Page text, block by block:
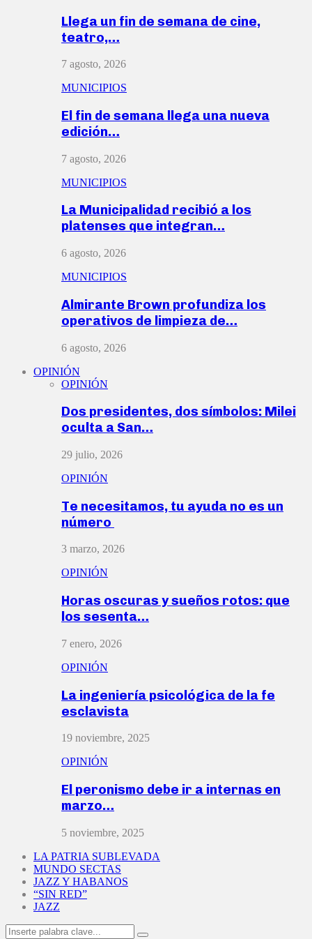
Llega un fin de semana de cine,
teatro,…
7 agosto, 2026
MUNICIPIOS
El fin de semana llega una nueva
edición…
7 agosto, 2026
MUNICIPIOS
La Municipalidad recibió a los
platenses que integran…
6 agosto, 2026
MUNICIPIOS
Almirante Brown profundiza los
operativos de limpieza de…
6 agosto, 2026
OPINIÓN
OPINIÓN
Dos presidentes, dos símbolos: Milei
oculta a San…
29 julio, 2026
OPINIÓN
Te necesitamos, tu ayuda no es un
número
3 marzo, 2026
OPINIÓN
Horas oscuras y sueños rotos: que
los sesenta…
7 enero, 2026
OPINIÓN
La ingeniería psicológica de la fe
esclavista
19 noviembre, 2025
OPINIÓN
El peronismo debe ir a internas en
marzo…
5 noviembre, 2025
LA PATRIA SUBLEVADA
MUNDO SECTAS
JAZZ Y HABANOS
“SIN RED”
JAZZ
Search